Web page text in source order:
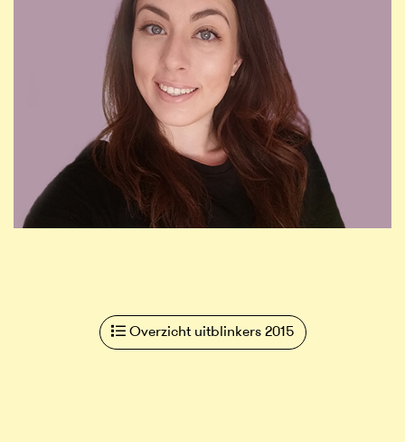
Overzicht uitblinkers 2015